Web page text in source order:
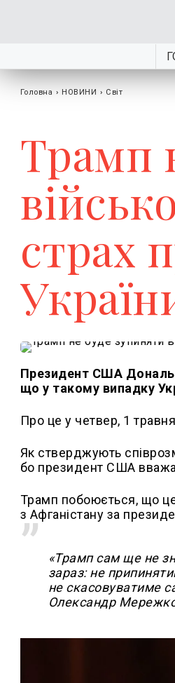
Головна › НОВИНИ › Світ
Трамп
страх
Президент США
що у такому випадку
Про це у четвер, 1
Як стверджують
бо президент США
Трамп побоюється, що
з Афганістану за
«Трамп сам ще не
зараз: не
не скасовуватиме
Олександр